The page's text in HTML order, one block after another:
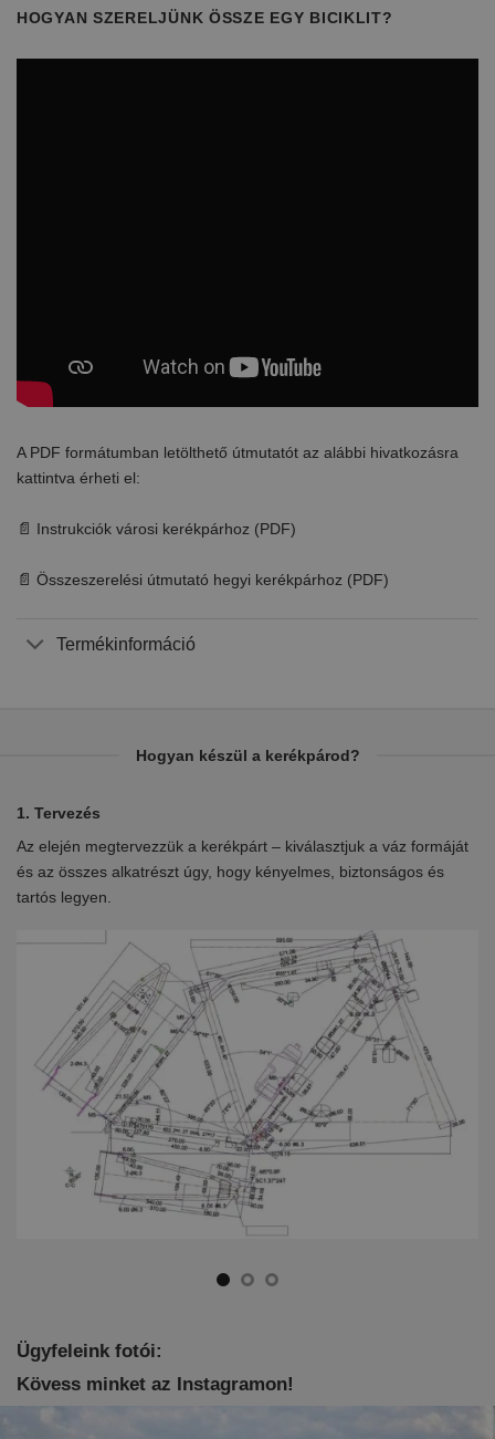
HOGYAN SZERELJÜNK ÖSSZE EGY BICIKLIT?
A PDF formátumban letölthető útmutatót az alábbi hivatkozásra
kattintva érheti el:
📄 Instrukciók városi kerékpárhoz (PDF)
📄 Összeszerelési útmutató hegyi kerékpárhoz (PDF)
Termékinformáció
Hogyan készül a kerékpárod?
1. Tervezés
Az elején megtervezzük a kerékpárt – kiválasztjuk a váz formáját
és az összes alkatrészt úgy, hogy kényelmes, biztonságos és
tartós legyen.
Ügyfeleink fotói:
Kövess minket az Instagramon!